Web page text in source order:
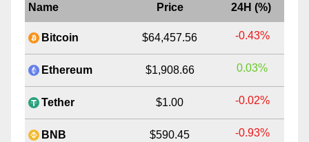
Name Price 24H (%)
Bitcoin $64,457.56 -0.43%
Ethereum $1,908.66 0.03%
Tether $1.00 -0.02%
BNB $590.45 -0.93%